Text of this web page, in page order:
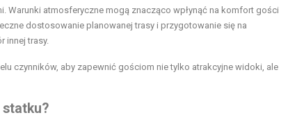
atmosferyczne mogą znacząco wpłynąć na komfort gości
dostosowanie planowanej trasy i przygotowanie się na
innej trasy.
czynników, aby zapewnić gościom nie tylko atrakcyjne widoki, ale